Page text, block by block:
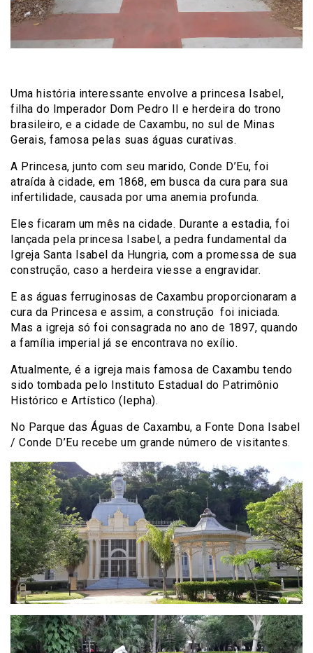
Uma história interessante envolve a princesa Isabel,
filha do Imperador Dom Pedro II e herdeira do trono
brasileiro, e a cidade de Caxambu, no sul de Minas
Gerais, famosa pelas suas águas curativas.
A Princesa, junto com seu marido, Conde D’Eu, foi
atraída à cidade, em 1868, em busca da cura para sua
infertilidade, causada por uma anemia profunda.
Eles ficaram um mês na cidade. Durante a estadia, foi
lançada pela princesa Isabel, a pedra fundamental da
Igreja Santa Isabel da Hungria, com a promessa de sua
construção, caso a herdeira viesse a engravidar.
E as águas ferruginosas de Caxambu proporcionaram a
cura da Princesa e assim, a construção foi iniciada.
Mas a igreja só foi consagrada no ano de 1897, quando
a família imperial já se encontrava no exílio.
Atualmente, é a igreja mais famosa de Caxambu tendo
sido tombada pelo Instituto Estadual do Patrimônio
Histórico e Artístico (Iepha).
No Parque das Águas de Caxambu, a Fonte Dona Isabel
/ Conde D’Eu recebe um grande número de visitantes.